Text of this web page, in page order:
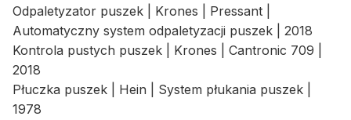
Odpaletyzator puszek | Krones | Pressant |
Automatyczny system odpaletyzacji puszek | 2018
Kontrola pustych puszek | Krones | Cantronic 709 |
2018
Płuczka puszek | Hein | System płukania puszek |
1978